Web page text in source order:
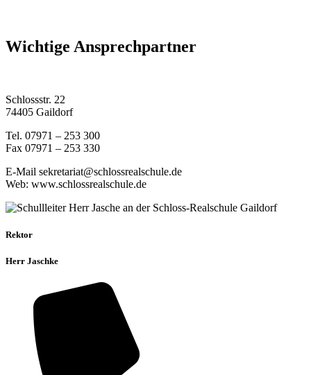
Wichtige Ansprechpartner
Schlossstr. 22
74405 Gaildorf
Tel. 07971 – 253 300
Fax 07971 – 253 330
E-Mail sekretariat@schlossrealschule.de
Web: www.schlossrealschule.de
Rektor
Herr Jaschke